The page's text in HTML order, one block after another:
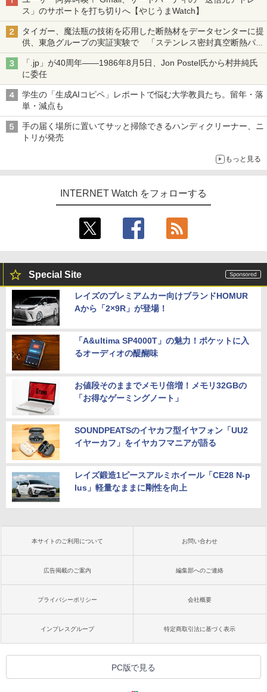
ス」のサポートを打ち切りへ【やじうまWatch】
タイガー、魔法瓶の技術を応用した断熱材をデータセンターに提
供、東急グループの実証実験で 「ステンレス密封真空断熱パネ
ル TIVIP」
「.jp」が40周年――1986年8月5日、Jon Postel氏から村井純氏
に委任
学生の「生成AIコピペ」レポートで悩む大学教員たち。留年・落
単・減点も
手の届く場所に置いてサッと掃除できるハンディクリーナー、ニ
トリが発売
もっと見る
INTERNET Watch をフォローする
Special Site
レイズのプレミアムカー向けブランドHOMUR
Aから「2×9R」が登場！
「A&ultima SP4000T」の魅力！ポケットに入
るオーディオの醍醐味
お値段そのままでメモリ倍増！メモリ32GBの
「お得なゲーミングノート」
SOUNDPEATSのイヤカフ型イヤフォン「UU2
イヤーカフ」をイヤカフマニアが語る
レイズ鍛造1ピースアルミホイール「CE28 N-p
lus」軽量なままに剛性を向上
本サイトのご利用について お問い合わせ
広告掲載のご案内 編集部へのご連絡
プライバシーポリシー 会社概要
インプレスグループ 特定商取引法に基づく表示
PC版で見る